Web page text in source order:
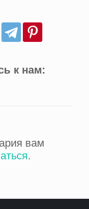
к нам:
вам
.